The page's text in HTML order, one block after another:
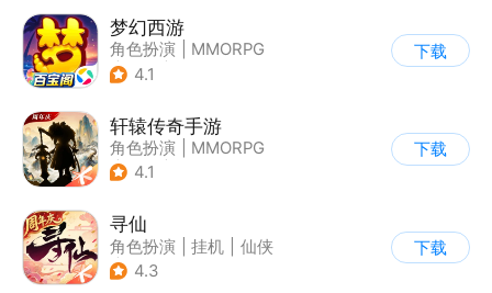
梦幻西游
角色扮演
MMORPG
| 西游
4.1
下载
轩辕传奇手游
角色扮演
MMORPG
| 神话
4.1
下载
寻仙
角色扮演 挂机
仙侠
| 寻仙
4.3
下载